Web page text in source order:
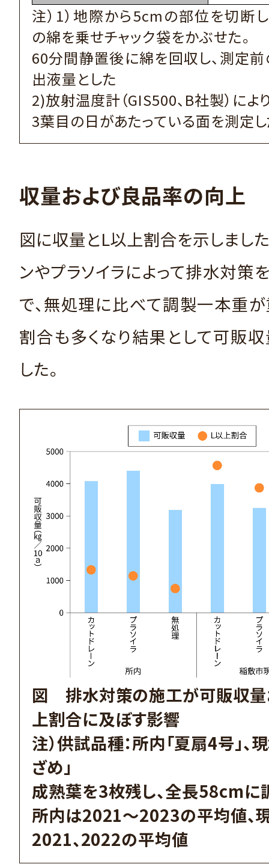
注）1）地際から5cmの部位を切断
の綿を乗せチャック袋をかぶせた。
60分間静置後に綿を回収し、測定
出液量とした
2)放射温度計（GIS500、B社製）に
3葉目の日があたっている面を測定
収量および良品率の向上
図に収量とL以上割合を示しました
ンやプラソイラによって排水対策
で、無処理に比べて調製一本重が
割合も多くなり結果として可販
した。
図 排水対策の施工が可販収量
上割合に及ぼす影響
注）供試品種：所内「夏扇4号」、
ざめ」
成熟葉を3枚残し、全長58cmに
所内は2021～2023の平均値、
2021、2022の平均値